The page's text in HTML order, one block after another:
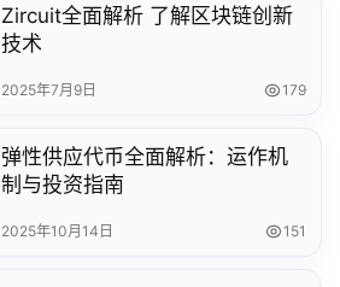
Zircuit全面解析 了解区块链创新
技术
2025年7月9日 179
弹性供应代币全面解析：运作机
制与投资指南
2025年10月14日 151